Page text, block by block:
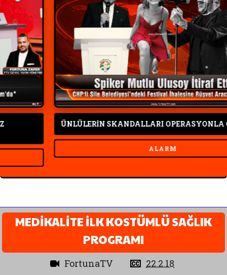
ÜNLÜLERİN SKANDALLARI OPERASYONLA
ALARM
MEDİKALİTE İLK KOSTÜMLÜ SAĞLIK
PROGRAMI
FortunaTV 22.2.18